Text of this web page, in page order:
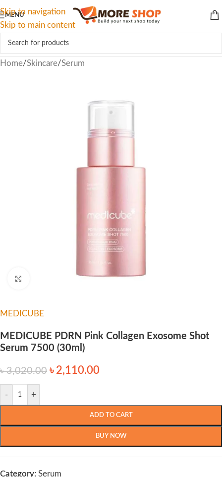
Skip to navigation
Skip to main content
MENU
Home/Skincare/Serum
Click to enlarge
MEDICUBE
MEDICUBE PDRN Pink Collagen Exosome Shot
Serum 7500 (30ml)
৳3,020.00 ৳ 2,110.00
- +
ADD TO CART
BUY NOW
Category: Serum